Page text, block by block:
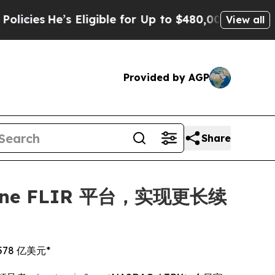
Eligible for Up to $480,000 After BeingView all
Provided by AGP
Share
FLIR 平台，实现更长续
亿美元*